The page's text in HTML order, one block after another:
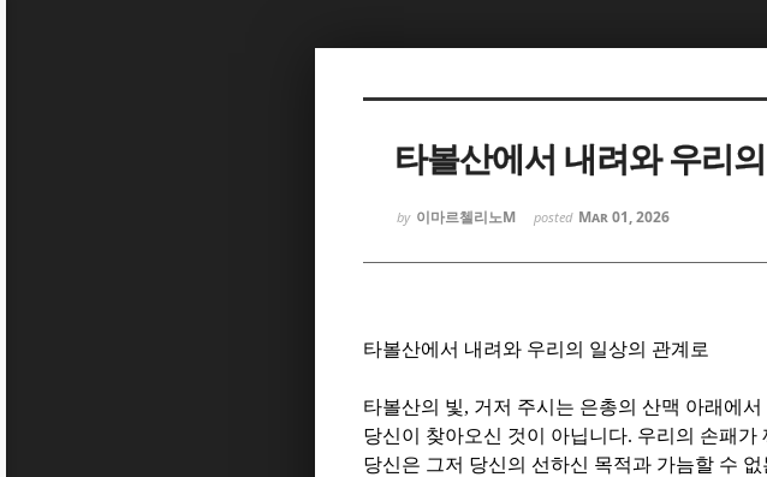
타볼산에서 내려와 우리
by 이마르첼리노M posted Mar 01, 2026
타볼산에서 내려와 우리의 일상의 관계로
타볼산의 빛, 거저 주시는 은총의 산맥 아래에
당신이 찾아오신 것이 아닙니다. 우리의 손패가
당신은 그저 당신의 선하신 목적과 가늠할 수
Sketchbook5, 스케치북5
Sketchbook5, 스케치북5